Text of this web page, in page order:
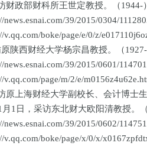
政部财科所王世定教授。（1944-）
39/2015/0304/
boke/page/e/0/z/
西财经大学杨宗昌教授。（1927-
39/2015/0601/
page/m/2/e/
上海财经大学副校长、会计博士生
日，采访东北财大欧阳清教授。（
39/2015/0602/
boke/page/x/0/x/